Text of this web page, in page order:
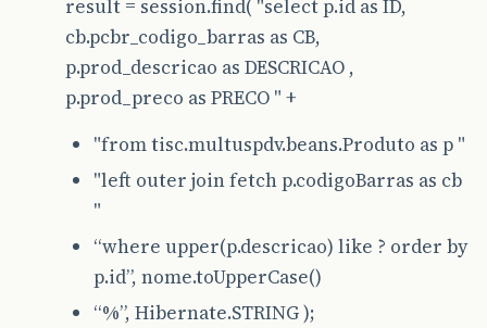
result = session.find( "select p.id as ID,
cb.pcbr_codigo_barras as CB,
p.prod_descricao as DESCRICAO ,
p.prod_preco as PRECO " +
"from tisc.multuspdv.beans.Produto as p "
"left outer join fetch p.codigoBarras as cb
"
“where upper(p.descricao) like ? order by
p.id”, nome.toUpperCase()
“%”, Hibernate.STRING );